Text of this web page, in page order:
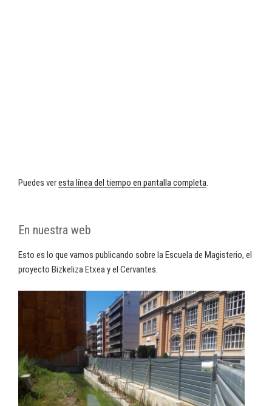
Puedes veresta línea del tiempo en pantalla completa.
En nuestra web
Esto es lo que vamos publicando sobre la Escuela de Magisterio, el
proyecto Bizkeliza Etxea y el Cervantes.